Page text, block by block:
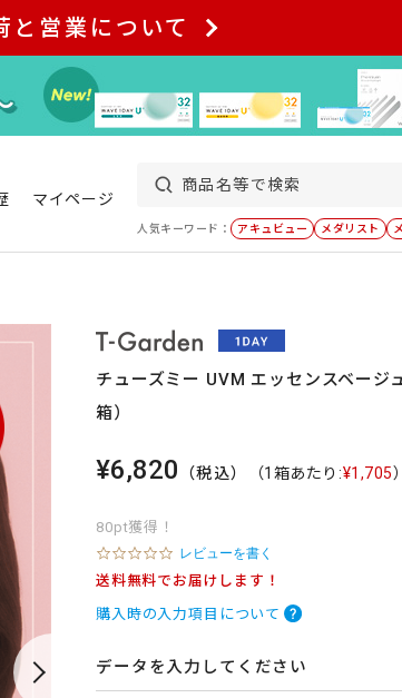
と営業について
マイページ
人気キーワード： アキュビュー メダリスト
チューズミー UVM エッセンスベージ
箱）
¥6,820 （税込） （1箱あたり:¥1,705）
80pt獲得！
0
.
0
s
r
r
レビューを書く
送料無料でお届けします！
購入時の入力項目について
データを入力してください